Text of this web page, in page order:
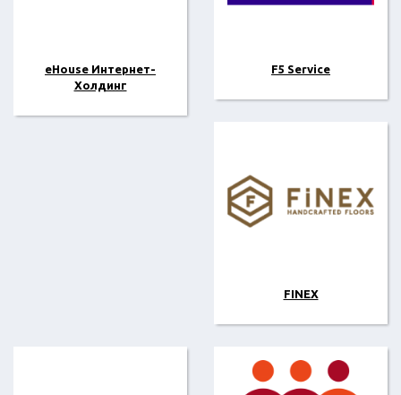
eHouse Интернет-
Холдинг
F5 Service
FINEX